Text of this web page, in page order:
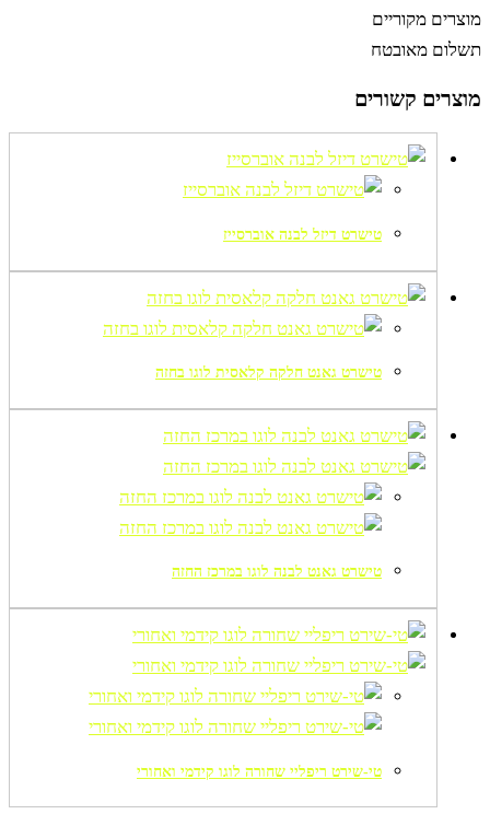
מוצרים מקוריים
תשלום מאובטח
מוצרים קשורים
טישרט דיזל לבנה אוברסייז
טישרט גאנט חלקה קלאסית לוגו בחזה
טישרט גאנט לבנה לוגו במרכז החזה
טי-שירט ריפליי שחורה לוגו קידמי ואחורי